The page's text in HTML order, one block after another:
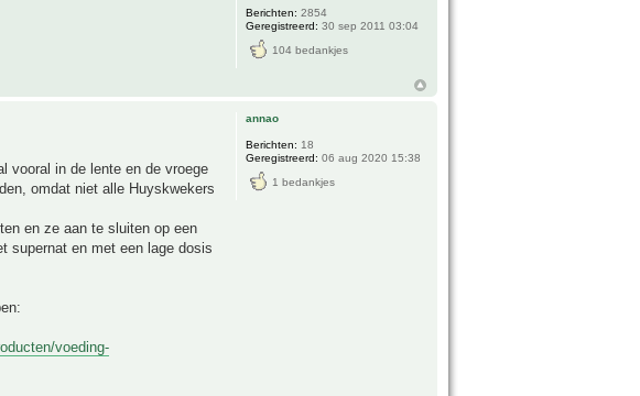
Berichten: 2854
Geregistreerd: 30 sep 2011 03:04
104 bedankjes
vooral in de lente en de vroege
omdat niet alle Huyskwekers
en ze aan te sluiten op een
supernat en met een lage dosis
voeding-
annao
Berichten: 18
Geregistreerd: 06 aug 2020 15:38
1 bedankjes